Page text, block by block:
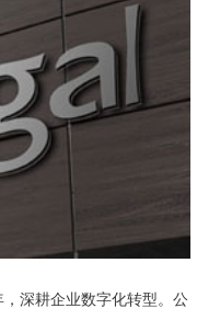
深耕企业数字化转型。公